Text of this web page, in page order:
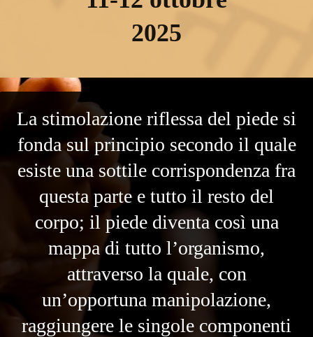
2025
La stimolazione riflessa del piede si
fonda sul principio secondo il quale
esiste una sottile corrispondenza fra
questa parte e tutto il resto del
corpo; il piede diventa così una
mappa di tutto l’organismo,
attraverso la quale, con
un’opportuna manipolazione,
raggiungere le singole componenti